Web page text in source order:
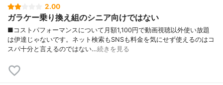
2.00
ガラケー乗り換え組のシニア向けではない
■コストパフォーマンスについて月額1,100円で動画視聴以外使い放題
は伊達じゃないです。ネット検索もSNSも料金を気にせず使えるのはコ
スパ十分と言えるのではない…続きを見る